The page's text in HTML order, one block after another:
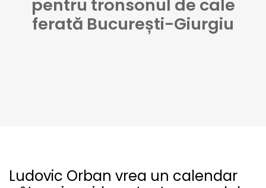
pentru tronsonul de cale
ferată București-Giurgiu
Ludovic Orban vrea un calendar